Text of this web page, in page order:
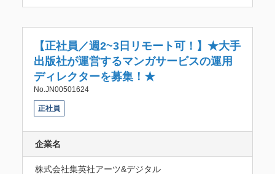
【正社員／週2~3日リモート可！】★大手
出版社が運営するマンガサービスの運用
ディレクターを募集！★
No.JN00501624
正社員
企業名
株式会社集英社アーツ&デジタル